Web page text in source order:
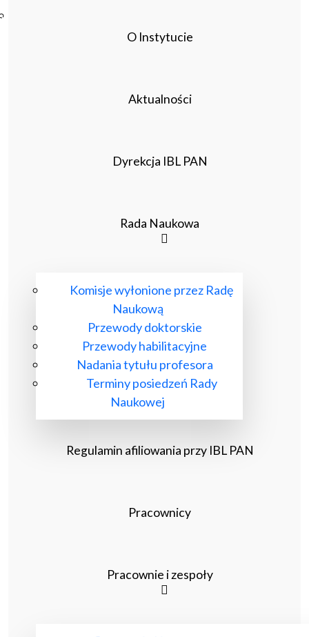
O Instytucie
Aktualności
Dyrekcja IBL PAN
Rada Naukowa
Komisje wyłonione przez Radę
Naukową
Przewody doktorskie
Przewody habilitacyjne
Nadania tytułu profesora
Terminy posiedzeń Rady
Naukowej
Regulamin afiliowania przy IBL PAN
Pracownicy
Pracownie i zespoły